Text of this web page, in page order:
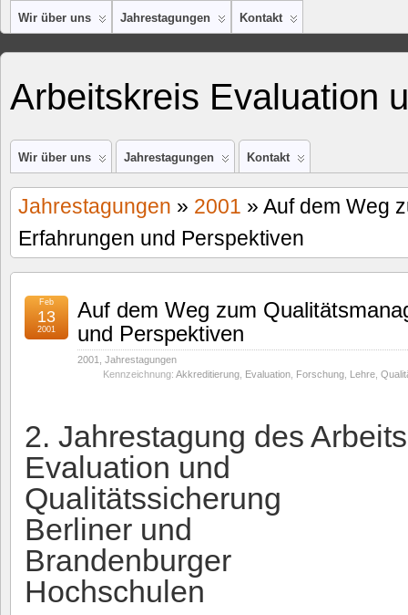
Wir über uns Jahrestagungen Kontakt
Arbeitskreis Evaluation
Wir über uns Jahrestagungen Kontakt
Jahrestagungen » 2001 » Auf dem Weg
Erfahrungen und Perspektiven
Auf dem Weg zum
und Perspektiven
2001
Jahrestagungen
Kennzeichnung: Akkreditierung Evaluation Forschung Lehre
Feb
13
2001
2. Jahrestagung des
Evaluation und
Qualitätssicherung
Berliner und
Brandenburger
Hochschulen